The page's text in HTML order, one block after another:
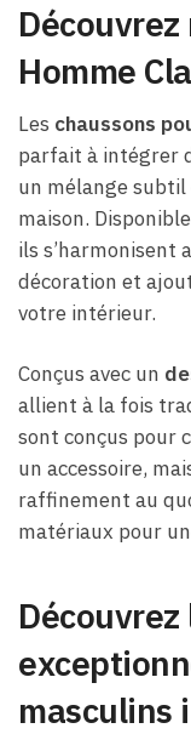
Homme
Les chaussons
parfait à intégrer
un mélange subtil
maison.
ils s’harmonisent
décoration et
votre intérieur.
Conçus avec un
allient à la fois
sont conçus pour
un accessoire,
raffinement au
matériaux pour
masculins